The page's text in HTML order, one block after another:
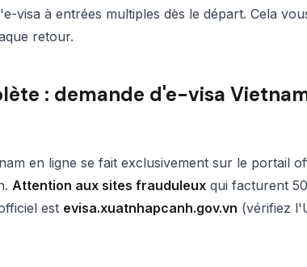
visa à entrées multiples dès le départ. Cela
retour.
: demande d'e-visa
en ligne se fait exclusivement sur le portail
Attention aux sites frauduleux qui facturent
est evisa.xuatnhapcanh.gov.vn (vérifiez